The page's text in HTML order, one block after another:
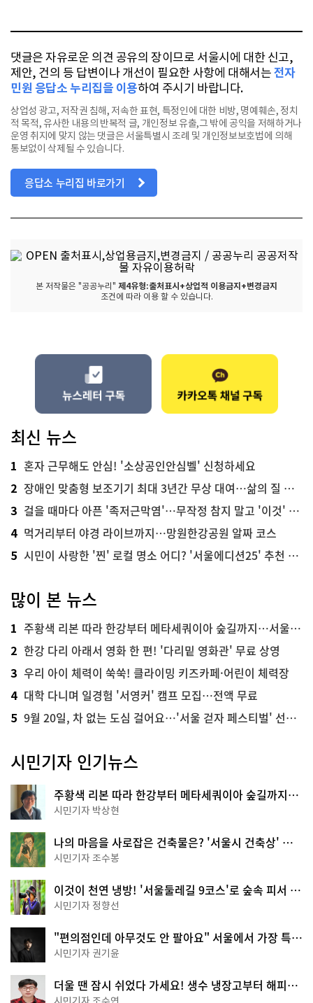
댓글은 자유로운 의견 공유의 장이므로 서울시에 대한 신고,
제안, 건의 등 답변이나 개선이 필요한 사항에 대해서는전자
민원 응답소 누리집을 이용하여 주시기 바랍니다.
상업성 광고, 저작권 침해, 저속한 표현, 특정인에 대한 비방, 명예훼손, 정치
적 목적, 유사한 내용의 반복적 글, 개인정보 유출,그 밖에 공익을 저해하거나
운영 취지에 맞지 않는 댓글은 서울특별시 조례 및 개인정보보호법에 의해
통보없이 삭제될 수 있습니다.
응답소 누리집 바로가기
본 저작물은 "공공누리" 제4유형:출처표시+상업적 이용금지+변경금지
조건에 따라 이용 할 수 있습니다.
최신 뉴스
1 혼자 근무해도 안심! '소상공인안심벨' 신청하세요
2 장애인 맞춤형 보조기기 최대 3년간 무상 대여…삶의 질 높인다
3 걸을 때마다 아픈 '족저근막염'…무작정 참지 말고 '이것' 해보세요!
4 먹거리부터 야경 라이브까지…망원한강공원 알짜 코스
5 시민이 사랑한 '찐' 로컬 명소 어디? '서울에디션25' 추천 코스
많이 본 뉴스
1 주황색 리본 따라 한강부터 메타세쿼이아 숲길까지…서울둘레길 15코스
2 한강 다리 아래서 영화 한 편! '다리밑 영화관' 무료 상영
3 우리 아이 체력이 쑥쑥! 클라이밍 키즈카페·어린이 체력장
4 대학 다니며 일경험 '서영커' 캠프 모집…전액 무료
5 9월 20일, 차 없는 도심 걸어요…'서울 걷자 페스티벌' 선착순 5천명
시민기자 인기뉴스
주황색 리본 따라 한강부터 메타세쿼이아 숲길까지…
서울둘레길 15코스
시민기자 박상현
나의 마음을 사로잡은 건축물은? '서울시 건축상' 수
상작 공개!
시민기자 조수봉
이것이 천연 냉방! '서울둘레길 9코스'로 숲속 피서 떠
나볼까
시민기자 정향선
"편의점인데 아무것도 안 팔아요" 서울에서 가장 특별
한 편의점의 정체
시민기자 권기윤
더울 땐 잠시 쉬었다 가세요! 생수 냉장고부터 해피소
·무더위쉼터까지